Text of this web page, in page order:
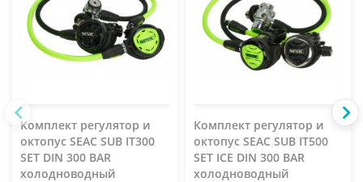
Комплект регулятор и
октопус SEAC SUB IT300
SET DIN 300 BAR
холодноводный
Комплект регулятор и
октопус SEAC SUB IT500
SET ICE DIN 300 BAR
холодноводный